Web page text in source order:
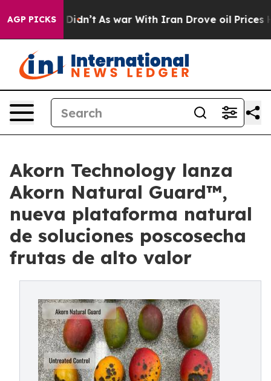
AGP PICKS
it Didn’t As war With Iran Drove oil Prices Higher,
Akorn Technology lanza
Akorn Natural Guard™,
nueva plataforma natural
de soluciones poscosecha
frutas de alto valor